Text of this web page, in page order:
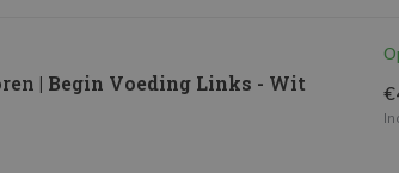
| Begin Voeding Links - Wit